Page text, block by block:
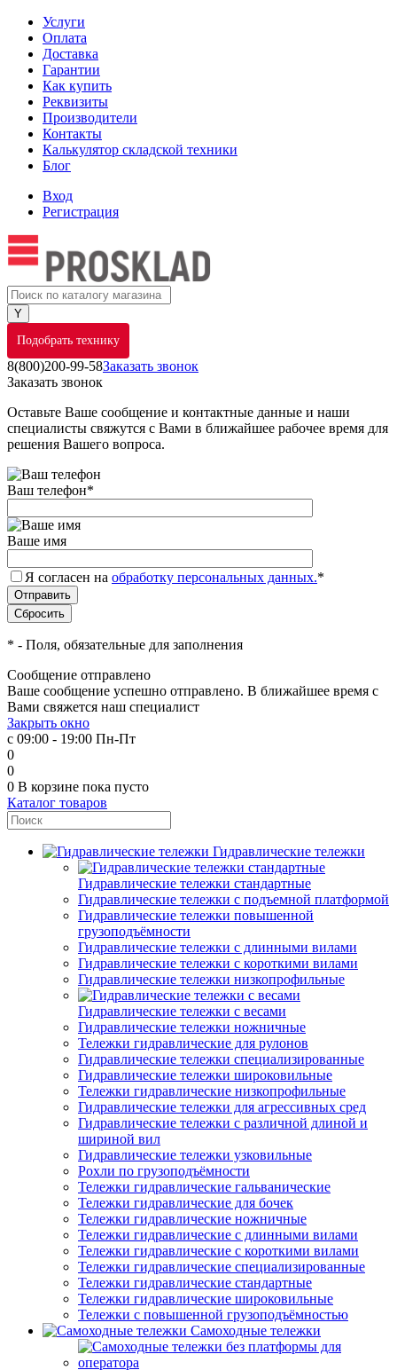
Услуги
Оплата
Доставка
Гарантии
Как купить
Реквизиты
Производители
Контакты
Калькулятор складской техники
Блог
Вход
Регистрация
Подобрать технику
8(800)200-99-58Заказать звонок
Заказать звонок
Оставьте Ваше сообщение и контактные данные и наши
специалисты свяжутся с Вами в ближайшее рабочее время для
решения Вашего вопроса.
Ваш телефон*
Ваше имя
Я согласен на обработку персональных данных.*
* - Поля, обязательные для заполнения
Сообщение отправлено
Ваше сообщение успешно отправлено. В ближайшее время с
Вами свяжется наш специалист
Закрыть окно
с 09:00 - 19:00 Пн-Пт
0
0
0 В корзине пока пусто
Каталог товаров
Гидравлические тележки
Гидравлические тележки стандартные
Гидравлические тележки с подъемной платформой
Гидравлические тележки повышенной
грузоподъёмности
Гидравлические тележки с длинными вилами
Гидравлические тележки с короткими вилами
Гидравлические тележки низкопрофильные
Гидравлические тележки с весами
Гидравлические тележки ножничные
Тележки гидравлические для рулонов
Гидравлические тележки специализированные
Гидравлические тележки широковильные
Тележки гидравлические низкопрофильные
Гидравлические тележки для агрессивных сред
Гидравлические тележки с различной длиной и
шириной вил
Гидравлические тележки узковильные
Рохли по грузоподъёмности
Тележки гидравлические гальванические
Тележки гидравлические для бочек
Тележки гидравлические ножничные
Тележки гидравлические с длинными вилами
Тележки гидравлические с короткими вилами
Тележки гидравлические специализированные
Тележки гидравлические стандартные
Тележки гидравлические широковильные
Тележки с повышенной грузоподъёмностью
Самоходные тележки